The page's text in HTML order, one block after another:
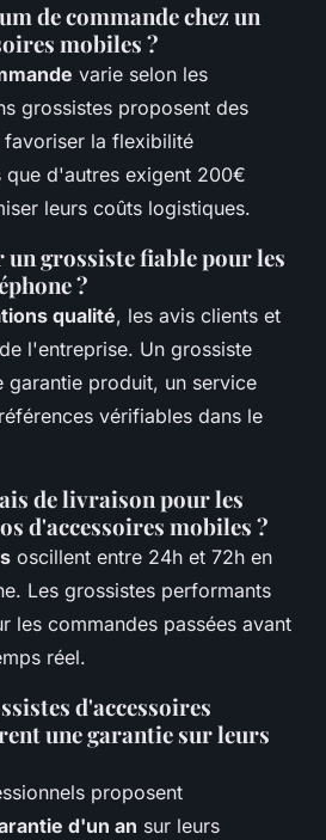
de commande chez un
mobiles ?
varie selon les
grossistes proposent des
la flexibilité
que d'autres exigent 200€
leurs coûts logistiques.
grossiste fiable pour les
?
qualité, les avis clients et
l'entreprise. Un grossiste
garantie produit, un service
vérifiables dans le
de livraison pour les
d'accessoires mobiles ?
oscillent entre 24h et 72h en
Les grossistes performants
les commandes passées avant
réel.
d'accessoires
une garantie sur leurs
proposent
d'un an sur leurs